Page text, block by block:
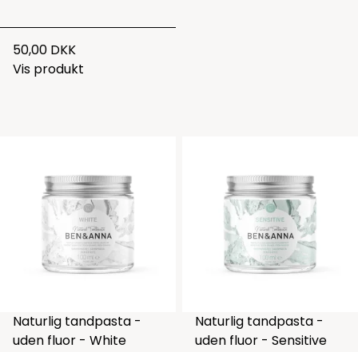
50,00 DKK
Vis produkt
Naturlig tandpasta -
uden fluor - White
Naturlig tandpasta -
uden fluor - Sensitive